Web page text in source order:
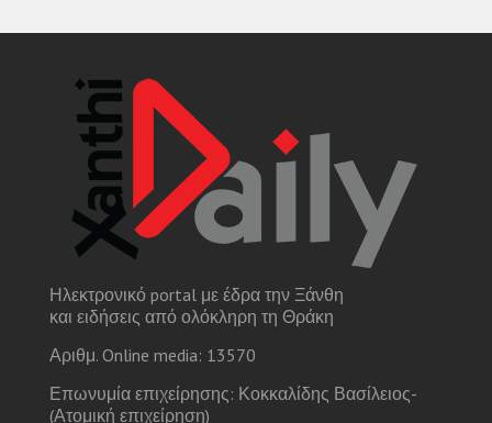
Ηλεκτρονικό portal με έδρα την Ξάνθη
και ειδήσεις από ολόκληρη τη Θράκη
Αριθμ. Online media: 13570
Επωνυμία επιχείρησης: Κοκκαλίδης Βασίλειος-
(Ατομική επιχείρηση)